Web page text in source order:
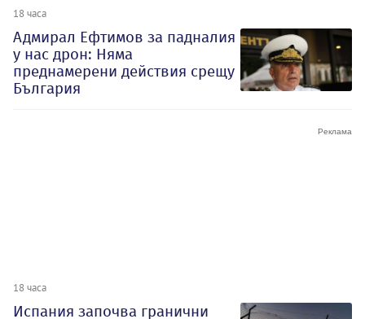
18 часа
Адмирал Ефтимов за падналия
у нас дрон: Няма
преднамерени действия срещу
България
18 часа
Испания започва гранични